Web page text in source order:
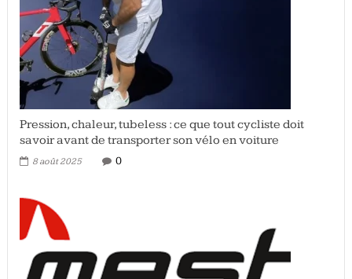
Pression, chaleur, tubeless : ce que tout cycliste doit
savoir avant de transporter son vélo en voiture
8 août 2025 0